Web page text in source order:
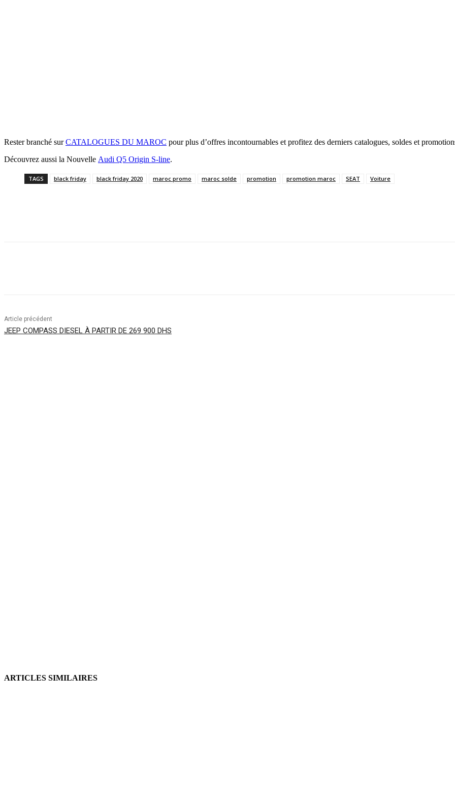
Rester branché surCATALOGUES DU MAROC pour plus d’offres incontournables et profitez des derniers catalogues, soldes et
Découvrez aussi la Nouvelle Audi Q5 Origin S-line.
TAGS black friday black friday 2020 maroc promo maroc solde promotion promotion maroc SEAT Voiture
Article précédent
JEEP COMPASS DIESEL À PARTIR DE 269 900 DHS
ARTICLES SIMILAIRES